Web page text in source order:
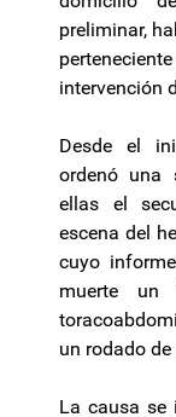
preliminar,
intervención
Desde el
ordenó una
ellas el
escena del
cuyo
muerte un
un rodado
La causa se